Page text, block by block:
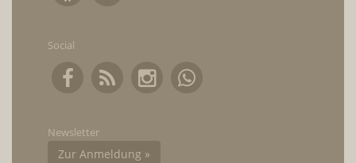
Social
Newsletter
Zur Anmeldung »